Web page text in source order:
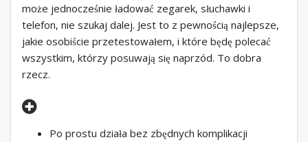
może jednocześnie ładować zegarek, słuchawki i
telefon, nie szukaj dalej. Jest to z pewnością najlepsze,
jakie osobiście przetestowałem, i które będę polecać
wszystkim, którzy posuwają się naprzód. To dobra
rzecz.
Po prostu działa bez zbędnych komplikacji